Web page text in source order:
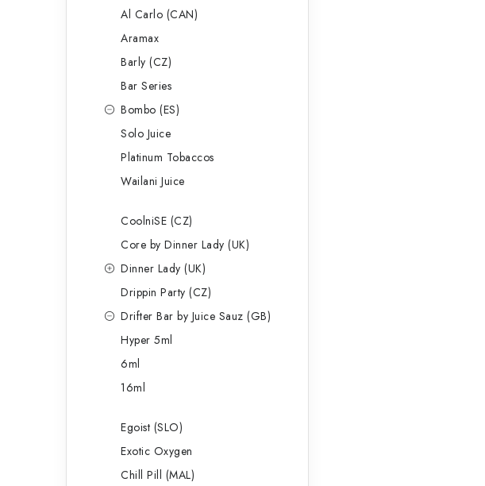
Al Carlo (CAN)
Aramax
Barly (CZ)
Bar Series
Bombo (ES)
Solo Juice
Platinum Tobaccos
Wailani Juice
CoolniSE (CZ)
Core by Dinner Lady (UK)
Dinner Lady (UK)
Drippin Party (CZ)
Drifter Bar by Juice Sauz (GB)
Hyper 5ml
6ml
16ml
Egoist (SLO)
Exotic Oxygen
Chill Pill (MAL)